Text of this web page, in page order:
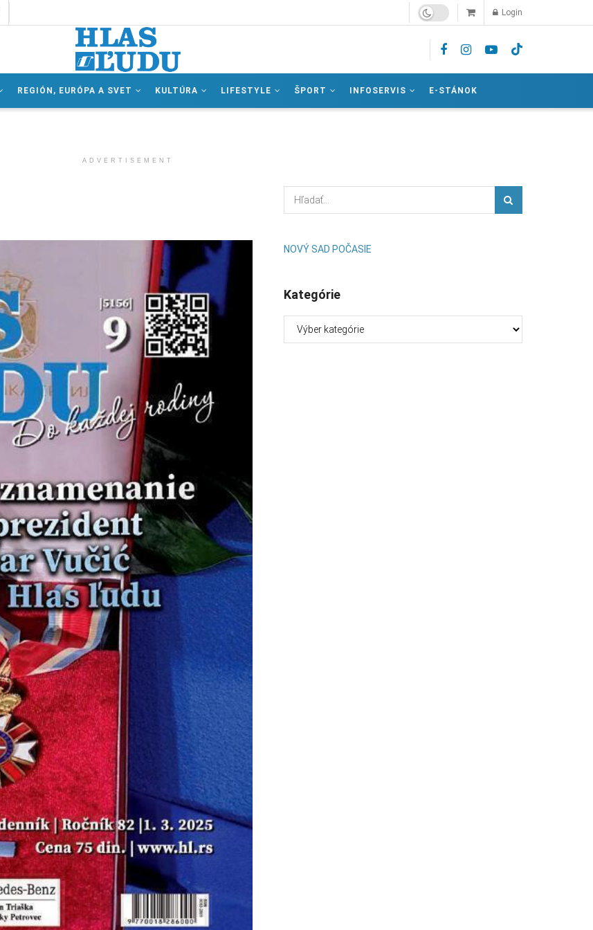
Login
REGIÓN, EURÓPA A SVET KULTÚRA LIFESTYLE ŠPORT INFOSERVIS E-STÁNOK
ADVERTISEMENT
NOVÝ SAD POČASIE
Kategórie